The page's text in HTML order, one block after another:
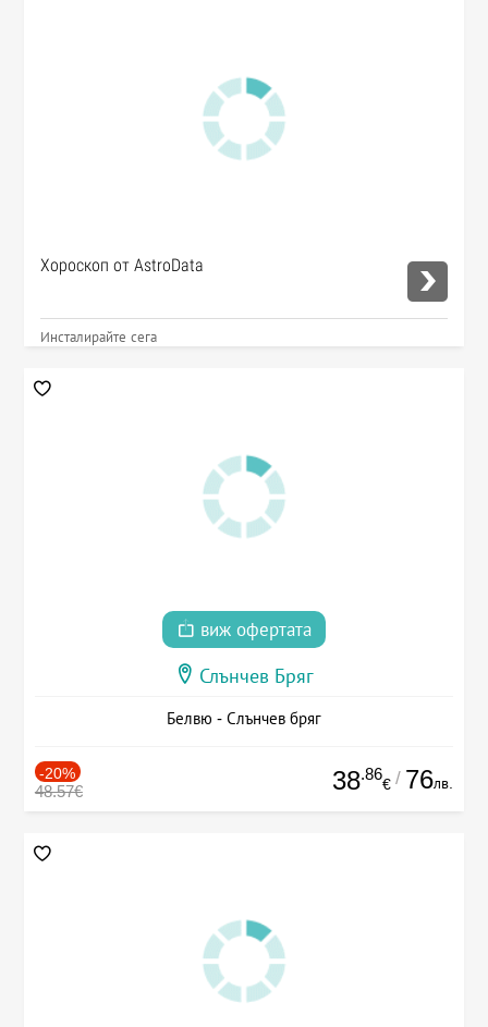
Хороскоп от AstroData
Инсталирайте сега
виж офертата
Слънчев Бряг
Белвю - Слънчев бряг
-20%
48.57€ 38.86
€ / 76лв.